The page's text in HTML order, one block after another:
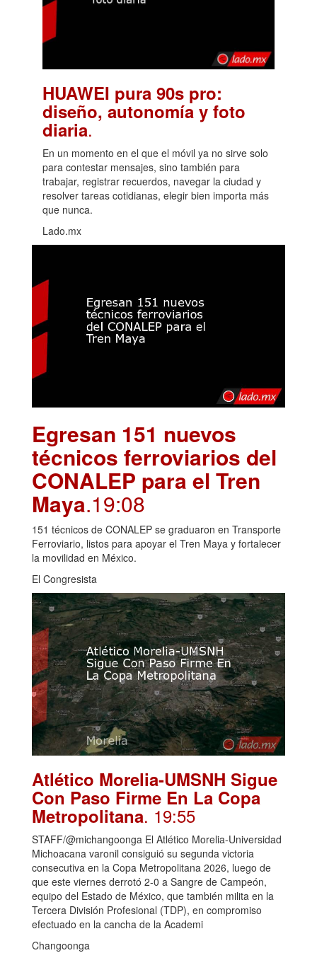
HUAWEI pura 90s pro:
diseño, autonomía y foto
diaria.
En un momento en el que el móvil ya no sirve solo
para contestar mensajes, sino también para
trabajar, registrar recuerdos, navegar la ciudad y
resolver tareas cotidianas, elegir bien importa más
que nunca.
Lado.mx
Egresan 151 nuevos
técnicos ferroviarios del
CONALEP para el Tren
Maya.19:08
151 técnicos de CONALEP se graduaron en Transporte
Ferroviario, listos para apoyar el Tren Maya y fortalecer
la movilidad en México.
El Congresista
Atlético Morelia-UMSNH Sigue
Con Paso Firme En La Copa
Metropolitana. 19:55
STAFF/@michangoonga El Atlético Morelia-Universidad
Michoacana varonil consiguió su segunda victoria
consecutiva en la Copa Metropolitana 2026, luego de
que este viernes derrotó 2-0 a Sangre de Campeón,
equipo del Estado de México, que también milita en la
Tercera División Profesional (TDP), en compromiso
efectuado en la cancha de la Academi
Changoonga